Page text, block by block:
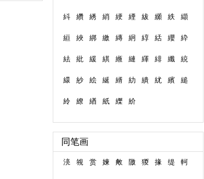
紏 纘 綉 綃 綆 緸 紱 纐 紩 纈
絙 綊 綁 繳 縳 絅 綧 絬 纓 紣
紶 紕 緩 綨 緪 縺 緷 緋 纖 綂
繯 紗 絵 綖 縃 糼 繢 紌 繽 縋
紷 繚 緧 紙 纅 紒
同笔画
湸 覙 赏 媡 敟 隞 猣 掾 缇 軻